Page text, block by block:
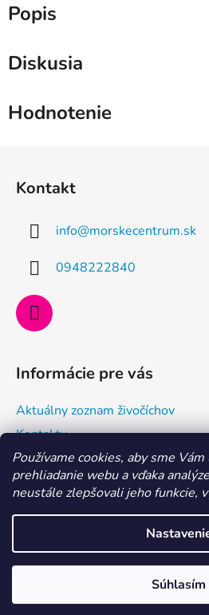
Používame cookies, aby sme
prehliadanie webu a vďaka
neustále zlepšovali jeho funkcie,
Súhlasím
MILÍ AKVARISTI, aktuálne je dovolenka
Popis
Diskusia
Hodnotenie
Kontakt
info@morskecentrum.sk
0948222840
Informácie pre vás
Aktuálny zoznam živočíchov
Kontakty
Doprava a ako nakupovať
Všeobecné obchodné podmienky
Vytvoril
Morské
vyhradené.Upraviť